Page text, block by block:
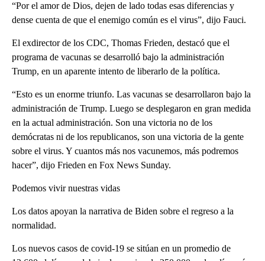
“Por el amor de Dios, dejen de lado todas esas diferencias y
dense cuenta de que el enemigo común es el virus”, dijo Fauci.
El exdirector de los CDC, Thomas Frieden, destacó que el
programa de vacunas se desarrolló bajo la administración
Trump, en un aparente intento de liberarlo de la política.
“Esto es un enorme triunfo. Las vacunas se desarrollaron bajo la
administración de Trump. Luego se desplegaron en gran medida
en la actual administración. Son una victoria no de los
demócratas ni de los republicanos, son una victoria de la gente
sobre el virus. Y cuantos más nos vacunemos, más podremos
hacer”, dijo Frieden en Fox News Sunday.
Podemos vivir nuestras vidas
Los datos apoyan la narrativa de Biden sobre el regreso a la
normalidad.
Los nuevos casos de covid-19 se sitúan en un promedio de